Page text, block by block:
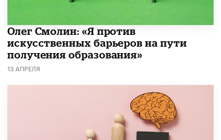
Олег Смолин: «Я против
искусственных барьеров на пути
получения образования»
13 АПРЕЛЯ